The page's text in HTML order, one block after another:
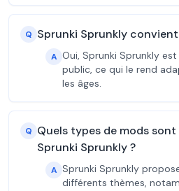
Q Sprunki Sprunkly
A Oui, Sprunki Sprunkly
public, ce qui le rend
les âges.
Q Quels types de mods
Sprunki Sprunkly ?
A Sprunki Sprunkly
différents thèmes,